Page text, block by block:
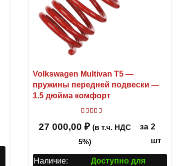
Volkswagen Multivan T5 —
пружины передней подвески —
1.5 дюйма комфорт
27 000,00₽ (в т.ч. НДС
5%)
за 2
шт
Наличие:
Доступно для